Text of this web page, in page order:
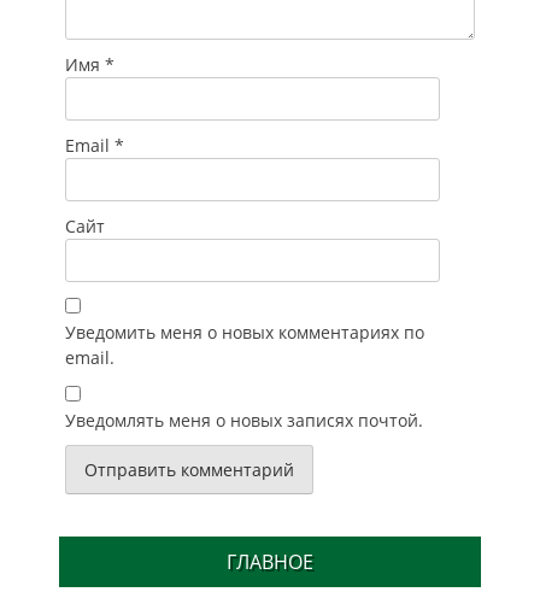
Имя *
Email *
Сайт
Уведомить меня о новых комментариях по
email.
Уведомлять меня о новых записях почтой.
ГЛАВНОЕ